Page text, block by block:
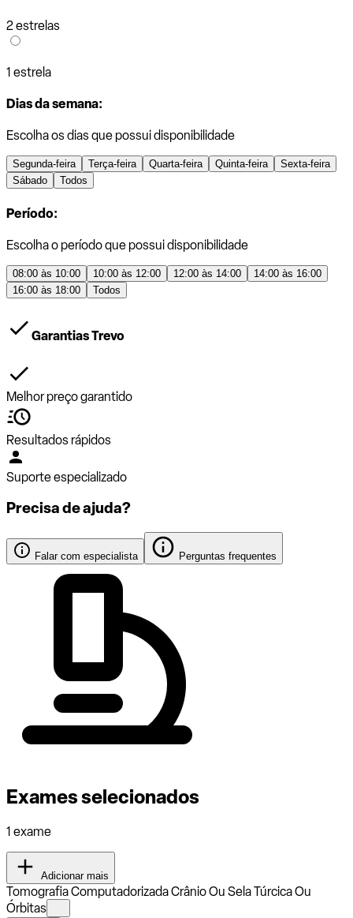
2 estrelas
1 estrela
Dias da semana:
Escolha os dias que possui disponibilidade
Segunda-feira Terça-feira Quarta-feira Quinta-feira
Sexta-feira
Sábado
Todos
Período:
Escolha o período que possui disponibilidade
08:00 às 10:00 10:00 às 12:00 12:00 às 14:00
14:00 às 16:00
16:00 às 18:00
Todos
Garantias Trevo
Melhor preço garantido
Resultados rápidos
Suporte especializado
Precisa de ajuda?
Falar com especialista Perguntas frequentes
Exames selecionados
1 exame
Adicionar mais
Tomografia Computadorizada Crânio Ou Sela Túrcica Ou
Órbitas